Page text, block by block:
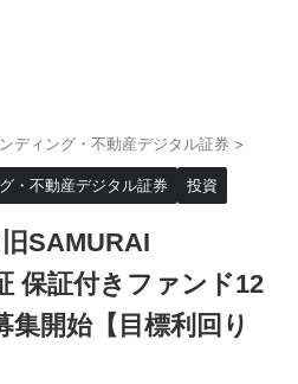
ディング・不動産デジタル証券 >
・不動産デジタル証券 投資
SAMURAI
保証付きファンド12
集開始【目標利回り